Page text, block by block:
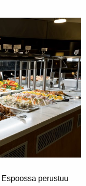
perustuu